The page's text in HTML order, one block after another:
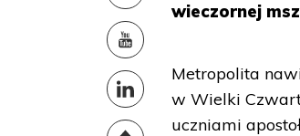
wieczornej
Metropolita
w Wielki
uczniami